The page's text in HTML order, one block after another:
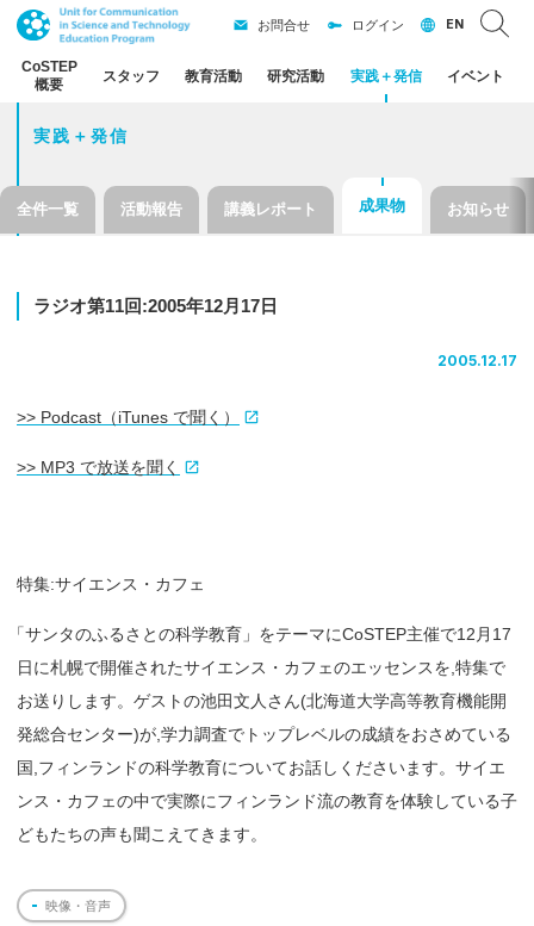
CoSTEP
概要
スタッフ 教育活動 研究活動 実践＋発信 イベント
お問合せ ログイン EN
実践＋発信
全件一覧 活動報告 講義レポート 成果物 お知らせ
ラジオ第11回:2005年12月 17 日
2005.12.17
>> Podcast（iTunes で聞く）
>> MP3 で放送を聞く
特集:サイエンス・カフェ
「サンタのふるさとの科学教育」をテーマにCoSTEP主催で12月17
日に札幌で開催されたサイエンス・カフェのエッセンスを,特集で
お送りします。ゲストの池田文人さん(北海道大学高等教育機能開
発総合センター)が,学力調査でトップレベルの成績をおさめている
国,フィンランドの科学教育についてお話しくださいます。サイエ
ンス・カフェの中で実際にフィンランド流の教育を体験している子
どもたちの声も聞こえてきます。
映像・音声